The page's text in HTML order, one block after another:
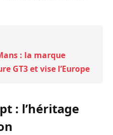
: la marque
GT3 et vise l’Europe
: l’héritage